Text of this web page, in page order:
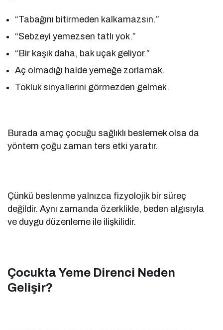
“Tabağını bitirmeden kalkamazsın.”
“Sebzeyi yemezsen tatlı yok.”
“Bir kaşık daha, bak uçak geliyor.”
Aç olmadığı halde yemeğe zorlamak.
Tokluk sinyallerini görmezden gelmek.
Burada amaç çocuğu sağlıklı beslemek olsa da
yöntem çoğu zaman ters etki yaratır.
Çünkü beslenme yalnızca fizyolojik bir süreç
değildir. Aynı zamanda özerklikle, beden algısıyla
ve duygu düzenleme ile ilişkilidir.
Çocukta Yeme Direnci Neden
Gelişir?